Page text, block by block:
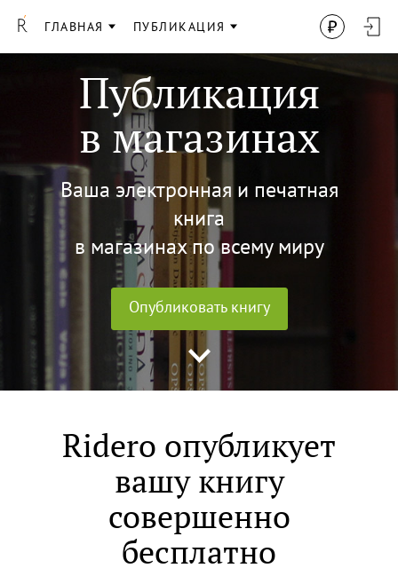
ГЛАВНАЯ ПУБЛИКАЦИЯ
Публикация
в магазинах
Ваша электронная и печатная
книга
в магазинах по всему миру
Опубликовать книгу
Ridero опубликует
вашу книгу
совершенно
бесплатно